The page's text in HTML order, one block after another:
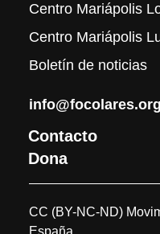
Centro Mariápolis
Centro Mariápolis
Boletín de noticias
info@focolares.org
Contacto
Dona
CC (BY-NC-ND)